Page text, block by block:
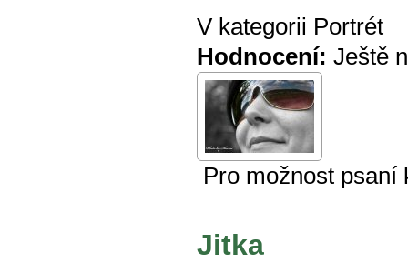
V kategorii Portrét
Hodnocení: Ještě
Pro možnost
Jitka